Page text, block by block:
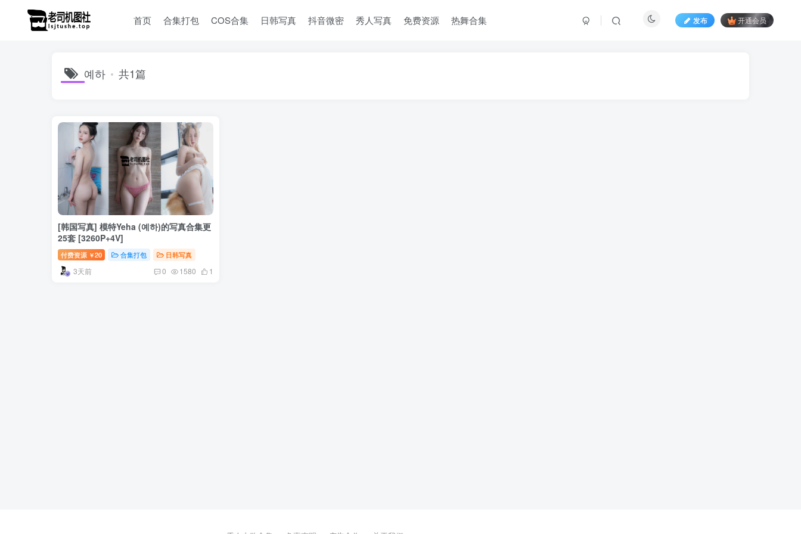
首页 合集打包 COS合集 日韩写真 抖音微密 秀人写真 免费资源 热舞合集 发布 开通会员
예하 共1篇
[韩国写真] 模特Yeha (예하)的写真合集更
25套 [3260P+4V]
付费资源 ￥20 合集打包 日韩写真
3天前 0 1580 1